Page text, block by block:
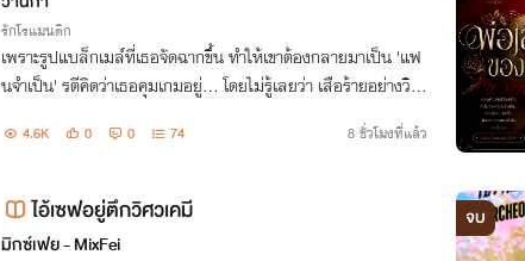
รักโรแมนติก
เพราะรูปแบล็กเมล์ที่เธอจัดฉากขึ้น ทำให้เขาต้องกลายมาเป็น 'แฟ
นจำเป็น' รตีคิดว่าเธอคุมเกมอยู่... โดยไม่รู้เลยว่า เสือร้ายอย่างวิน
ของเขาไปตลอด
4.6K 0 0 74 8 ชั่วโมงที่แล้ว
ไอ้เซฟอยู่ตึกวิศวเคมี
มิกซ์เฟย - MixFei
จบ